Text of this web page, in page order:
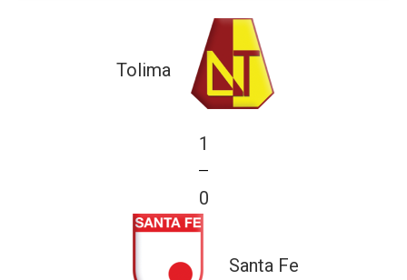
Tolima
1
—
0
Santa Fe